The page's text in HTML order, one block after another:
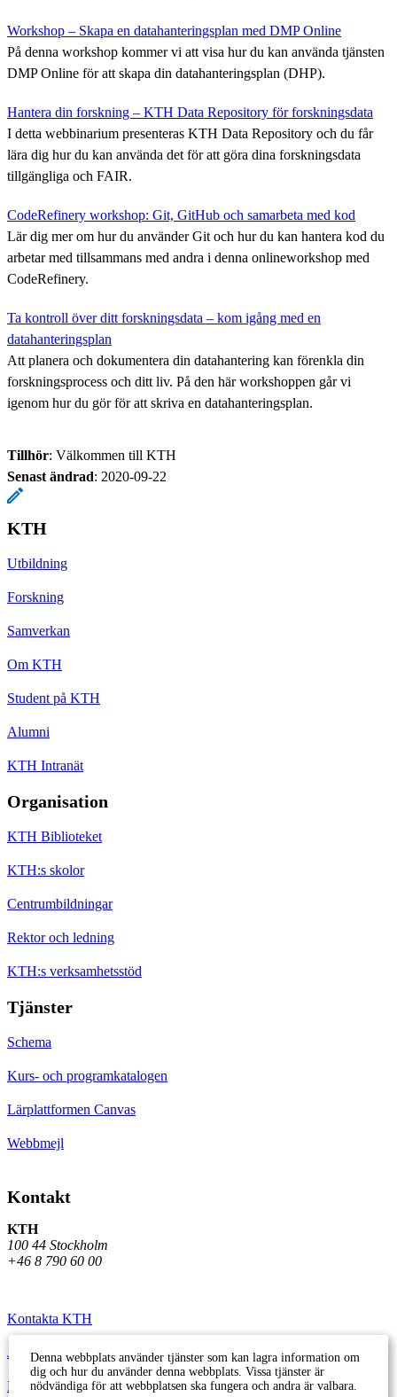
Workshop – Skapa en datahanteringsplan med DMP Online
På denna workshop kommer vi att visa hur du kan använda tjänsten
DMP Online för att skapa din datahanteringsplan (DHP).
Hantera din forskning – KTH Data Repository för forskningsdata
I detta webbinarium presenteras KTH Data Repository och du får
lära dig hur du kan använda det för att göra dina forskningsdata
tillgängliga och FAIR.
CodeRefinery workshop: Git, GitHub och samarbeta med kod
Lär dig mer om hur du använder Git och hur du kan hantera kod du
arbetar med tillsammans med andra i denna onlineworkshop med
CodeRefinery.
Ta kontroll över ditt forskningsdata – kom igång med en
datahanteringsplan
Att planera och dokumentera din datahantering kan förenkla din
forskningsprocess och ditt liv. På den här workshoppen går vi
igenom hur du gör för att skriva en datahanteringsplan.
Tillhör: Välkommen till KTH
Senast ändrad: 2020-09-22
KTH
Utbildning
Forskning
Samverkan
Om KTH
Student på KTH
Alumni
KTH Intranät
Organisation
KTH Biblioteket
KTH:s skolor
Centrumbildningar
Rektor och ledning
KTH:s verksamhetsstöd
Tjänster
Schema
Kurs- och programkatalogen
Lärplattformen Canvas
Webbmejl
Kontakt
KTH
100 44 Stockholm
+46 8 790 60 00
Kontakta KTH
Jobba på KTH
Press och media
Denna webbplats använder tjänster som kan lagra information om
dig och hur du använder denna webbplats. Vissa tjänster är
nödvändiga för att webbplatsen ska fungera och andra är valbara.